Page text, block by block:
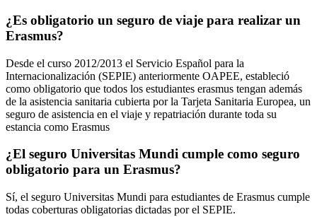
¿Es obligatorio un seguro de viaje para realizar un
Erasmus?
Desde el curso 2012/2013 el Servicio Español para la
Internacionalización (SEPIE) anteriormente OAPEE, estableció
como obligatorio que todos los estudiantes erasmus tengan además
de la asistencia sanitaria cubierta por la Tarjeta Sanitaria Europea, un
seguro de asistencia en el viaje y repatriación durante toda su
estancia como Erasmus
¿El seguro Universitas Mundi cumple como seguro
obligatorio para un Erasmus?
Sí, el seguro Universitas Mundi para estudiantes de Erasmus cumple
todas coberturas obligatorias dictadas por el SEPIE.